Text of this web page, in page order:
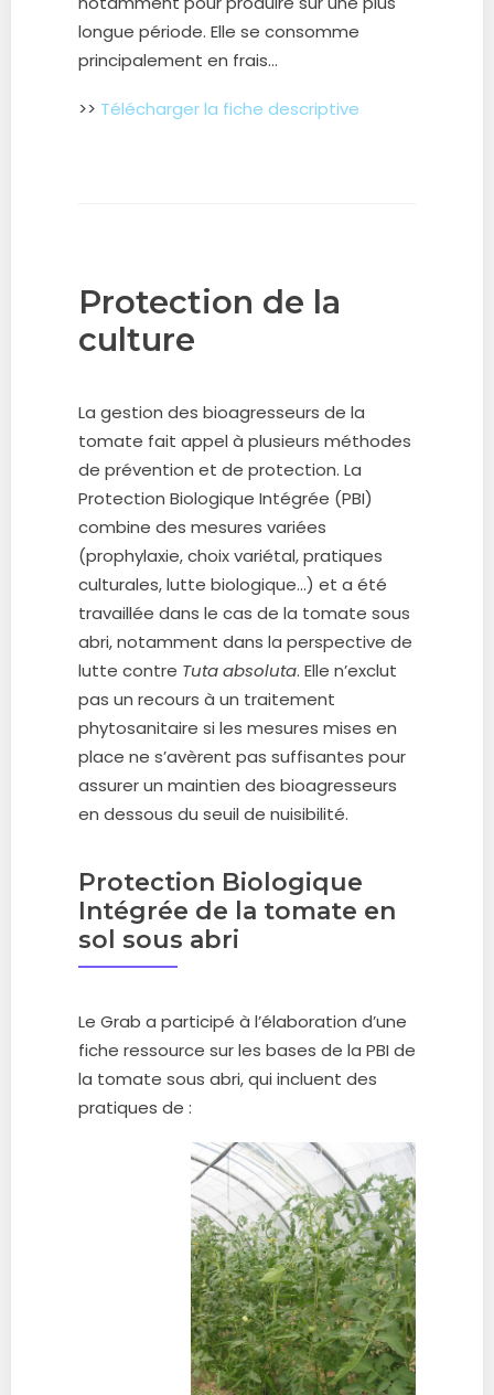
longue période. Elle se consomme
principalement en frais…
>> Télécharger la fiche descriptive
Protection de la
culture
La gestion des bioagresseurs de la
tomate fait appel à plusieurs méthodes
de prévention et de protection. La
Protection Biologique Intégrée (PBI)
combine des mesures variées
(prophylaxie, choix variétal, pratiques
culturales, lutte biologique…) et a été
travaillée dans le cas de la tomate sous
abri, notamment dans la perspective de
lutte contre Tuta absoluta. Elle n’exclut
pas un recours à un traitement
phytosanitaire si les mesures mises en
place ne s’avèrent pas suffisantes pour
assurer un maintien des bioagresseurs
en dessous du seuil de nuisibilité.
Protection Biologique
Intégrée de la tomate en
sol sous abri
Le Grab a participé à l’élaboration d’une
fiche ressource sur les bases de la PBI de
la tomate sous abri, qui incluent des
pratiques de :